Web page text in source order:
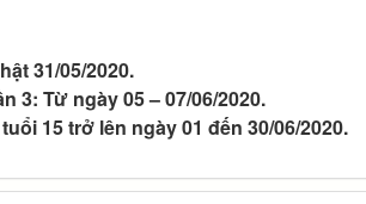
31/05/2020.
3: Từ ngày 05 – 07/06/2020.
15 trở lên ngày 01 đến 30/06/2020.